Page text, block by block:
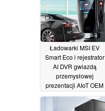
Ładowarki MSI EV
Smart Eco i rejestrator
AI DVR gwiazdą
przemysłowej
prezentacji AIoT OEM
10/01/2024